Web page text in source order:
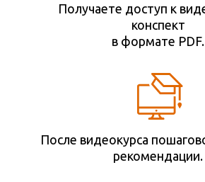
Получаете доступ к
конспект
в формате PDF.
После видеокурса
рекомендации.